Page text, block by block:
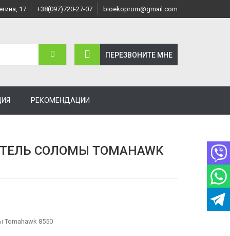
17 +38(097)720-27-07 bioekoprom@gmail.com
ПЕРЕЗВОНИТЕ МНЕ
РЕКОМЕНДАЦИИ
СОЛОМЫ TOMAHAWK
Tomahawk 8550